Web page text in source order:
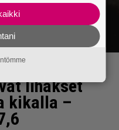
lihakset
kikalla –